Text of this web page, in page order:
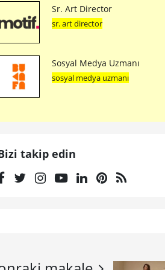
Sr. Art Director
sr. art director
Sosyal Medya Uzmanı
sosyal medya uzmanı
takip edin